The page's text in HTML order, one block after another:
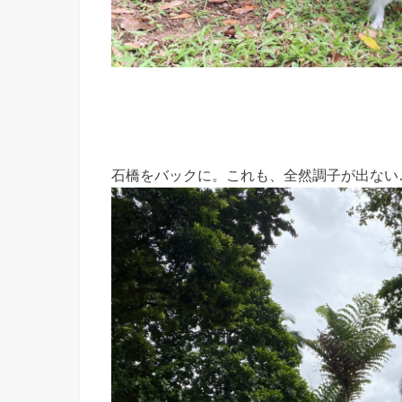
石橋をバックに。これも、全然調子が出な